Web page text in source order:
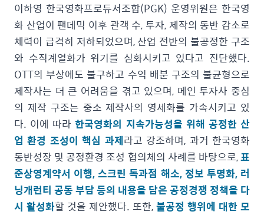
이하영 한국영화프로듀서조합(PGK) 운영위원은 한국영
화 산업이 팬데믹 이후 관객 수, 투자, 제작의 동반 감소로
체력이 급격히 저하되었으며, 산업 전반의 불공정한 구조
와 수직계열화가 위기를 심화시키고 있다고 진단했다.
OTT의 부상에도 불구하고 수익 배분 구조의 불균형으로
제작사는 더 큰 어려움을 겪고 있으며, 메인 투자사 중심
의 제작 구조는 중소 제작사의 영세화를 가속시키고 있
다. 이에 따라 한국영화의 지속가능성을 위해 공정한 산
업 환경 조성이 핵심 과제라고 강조하며, 과거 한국영화
동반성장 및 공정환경 조성 협의체의 사례를 바탕으로,표
준상영계약서 이행, 스크린 독과점 해소, 정보 투명화, 러
닝개런티 공동 부담 등의 내용을 담은 공정경쟁 정책을 다
시 활성화할 것을 제안했다. 또한,불공정 행위에 대한 모